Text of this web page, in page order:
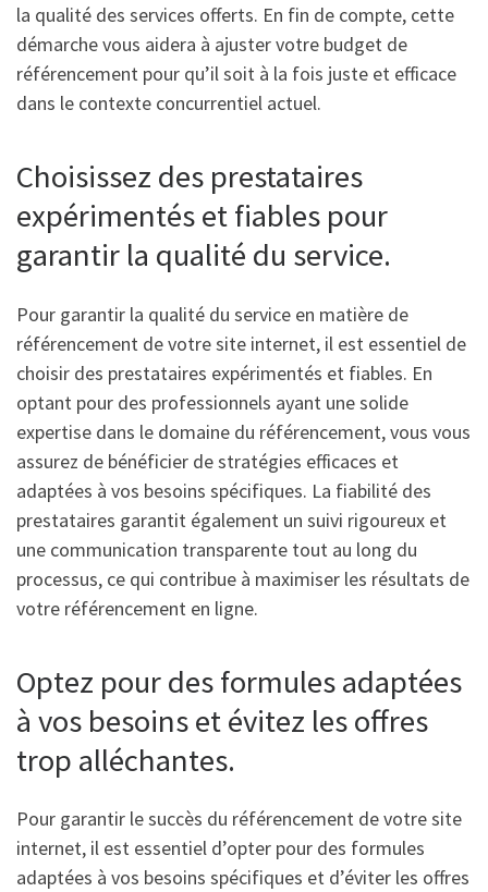
la qualité des services offerts. En fin de compte, cette
démarche vous aidera à ajuster votre budget de
référencement pour qu’il soit à la fois juste et efficace
dans le contexte concurrentiel actuel.
Choisissez des prestataires
expérimentés et fiables pour
garantir la qualité du service.
Pour garantir la qualité du service en matière de
référencement de votre site internet, il est essentiel de
choisir des prestataires expérimentés et fiables. En
optant pour des professionnels ayant une solide
expertise dans le domaine du référencement, vous vous
assurez de bénéficier de stratégies efficaces et
adaptées à vos besoins spécifiques. La fiabilité des
prestataires garantit également un suivi rigoureux et
une communication transparente tout au long du
processus, ce qui contribue à maximiser les résultats de
votre référencement en ligne.
Optez pour des formules adaptées
à vos besoins et évitez les offres
trop alléchantes.
Pour garantir le succès du référencement de votre site
internet, il est essentiel d’opter pour des formules
adaptées à vos besoins spécifiques et d’éviter les offres